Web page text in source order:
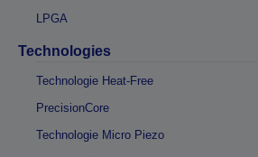
LPGA
Technologies
Technologie Heat-Free
PrecisionCore
Technologie Micro Piezo